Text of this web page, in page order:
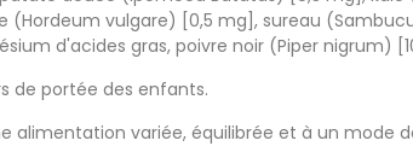
vulgare) [0,5 mg], sureau
d'acides gras, poivre noir (Piper nigrum)
de portée des enfants.
variée, équilibrée et à un mode